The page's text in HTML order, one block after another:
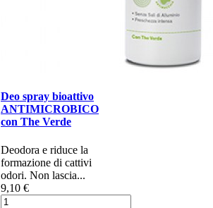
Deo spray bioattivo
ANTIMICROBICO
con The Verde
Deodora e riduce la
formazione di cattivi
odori. Non lascia...
9,10 €